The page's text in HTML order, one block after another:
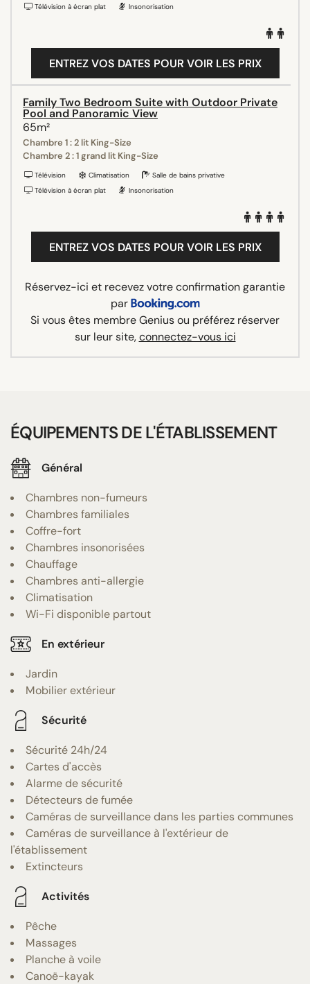
Télévision à écran plat Insonorisation
ENTREZ VOS DATES POUR VOIR LES PRIX
Family Two Bedroom Suite with Outdoor Private
Pool and Panoramic View
65m²
Chambre 1 : 2 lit King-Size
Chambre 2 : 1 grand lit King-Size
Télévision Climatisation
Salle de bains privative
Télévision à écran plat
Insonorisation
ENTREZ VOS DATES POUR VOIR LES PRIX
Réservez-ici et recevez votre confirmation garantie
par
Si vous êtes membre Genius ou préférez réserver
sur leur site,connectez-vous ici
ÉQUIPEMENTS DE L'ÉTABLISSEMENT
Général
Chambres non-fumeurs
Chambres familiales
Coffre-fort
Chambres insonorisées
Chauffage
Chambres anti-allergie
Climatisation
Wi-Fi disponible partout
En extérieur
Jardin
Mobilier extérieur
Sécurité
Sécurité 24h/24
Cartes d'accès
Alarme de sécurité
Détecteurs de fumée
Caméras de surveillance dans les parties communes
Caméras de surveillance à l'extérieur de
l'établissement
Extincteurs
Activités
Pêche
Massages
Planche à voile
Canoë-kayak